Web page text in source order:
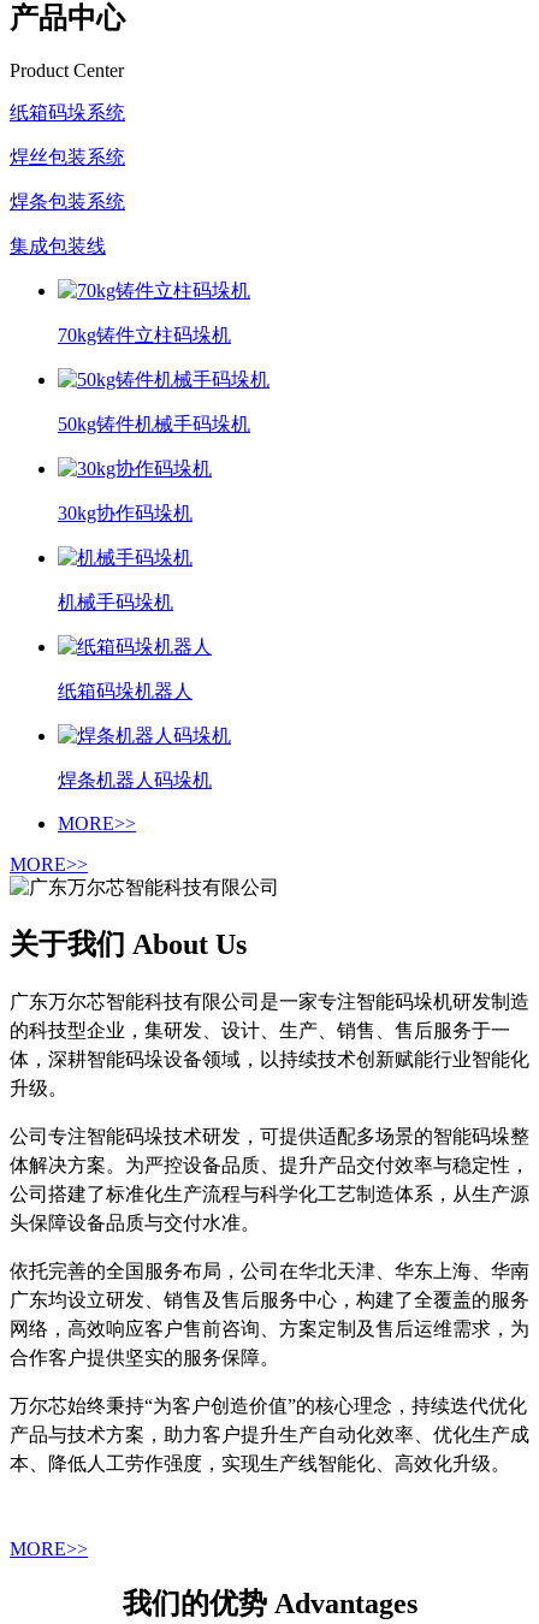
产品中心
Product Center
纸箱码垛系统
焊丝包装系统
焊条包装系统
集成包装线
70kg铸件立柱码垛机
50kg铸件机械手码垛机
30kg协作码垛机
机械手码垛机
纸箱码垛机器人
焊条机器人码垛机
MORE>>
MORE>>
关于我们 About Us
广东万尔芯智能科技有限公司是一家专注智能码垛机研发制造
的科技型企业，集研发、设计、生产、销售、售后服务于一
体，深耕智能码垛设备领域，以持续技术创新赋能行业智能化
升级。
公司专注智能码垛技术研发，可提供适配多场景的智能码垛整
体解决方案。为严控设备品质、提升产品交付效率与稳定性，
公司搭建了标准化生产流程与科学化工艺制造体系，从生产源
头保障设备品质与交付水准。
依托完善的全国服务布局，公司在华北天津、华东上海、华南
广东均设立研发、销售及售后服务中心，构建了全覆盖的服务
网络，高效响应客户售前咨询、方案定制及售后运维需求，为
合作客户提供坚实的服务保障。
万尔芯始终秉持“为客户创造价值”的核心理念，持续迭代优化
产品与技术方案，助力客户提升生产自动化效率、优化生产成
本、降低人工劳作强度，实现生产线智能化、高效化升级。
MORE>>
我们的优势 Advantages